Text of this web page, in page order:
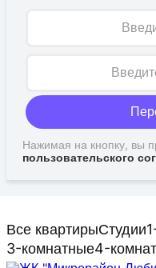
Нажимая на кнопку, вы
пользовательского
Все квартирыСтудии
3-комнатные4-